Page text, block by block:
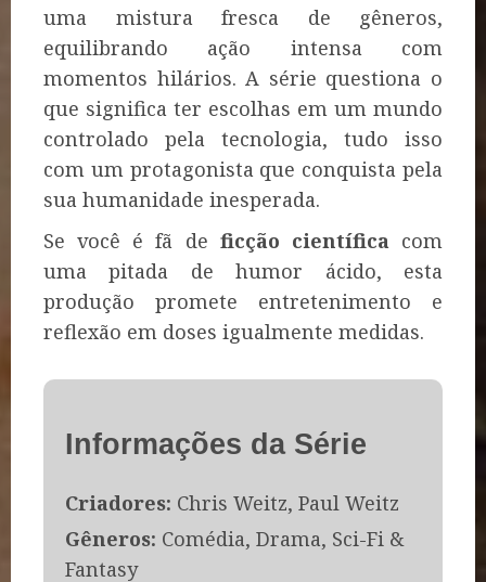
uma mistura fresca de gêneros,
equilibrando ação intensa com
momentos hilários. A série questiona o
que significa ter escolhas em um mundo
controlado pela tecnologia, tudo isso
com um protagonista que conquista pela
sua humanidade inesperada.
Se você é fã de ficção científicacom
uma pitada de humor ácido, esta
produção promete entretenimento e
reflexão em doses igualmente medidas.
Informações da Série
Criadores: Chris Weitz, Paul Weitz
Gêneros: Comédia, Drama, Sci-Fi &
Fantasy